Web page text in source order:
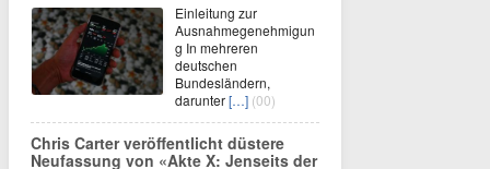
Einleitung zur
Ausnahmegenehmigun
g In mehreren
deutschen
Bundesländern,
darunter[…] (00)
Chris Carter veröffentlicht düstere
Neufassung von «Akte X: Jenseits der